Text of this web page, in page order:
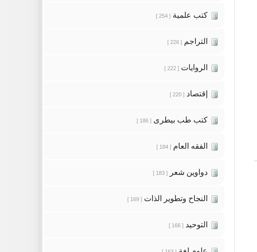
كتب علمية [ 254 ]
التراجم [ 226 ]
الروايات [ 222 ]
إقتصاد [ 220 ]
كتب طب بيطرى [ 186 ]
الفقه العام [ 184 ]
دواوين شعر [ 183 ]
النجاح وتطوير الذات [ 169 ]
التوحيد [ 166 ]